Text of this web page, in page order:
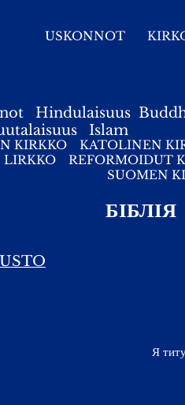
USKONNOT
Hindulaisuus
Islam
KIRKKO KATOLINEN
REFORMOIDUT
SUOMEN
БІБЛІЯ
Я